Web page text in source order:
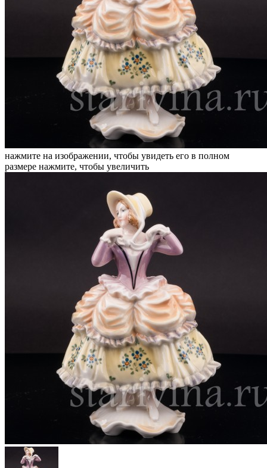
нажмите на изображении, чтобы увидеть его в полном
размере нажмите, чтобы увеличить